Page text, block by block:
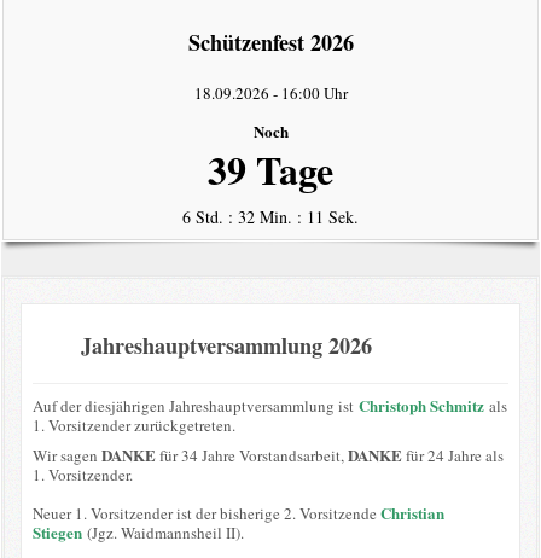
Schützenfest 2026
18.09.2026 - 16:00 Uhr
Noch
39 Tage
6 Std. : 32 Min. : 11 Sek.
Jahreshauptversammlung 2026
Auf der diesjährigen Jahreshauptversammlung ist Christoph Schmitzals
1. Vorsitzender zurückgetreten.
Wir sagen DANKEfür 34 Jahre Vorstandsarbeit,DANKEfür 24 Jahre als
1. Vorsitzender.
Neuer 1. Vorsitzender ist der bisherige 2. Vorsitzende Christian
Stiegen (Jgz. Waidmannsheil II).